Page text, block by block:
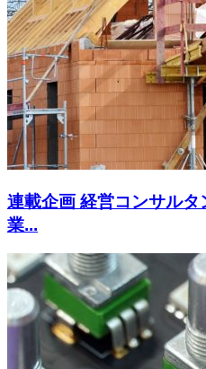
連載企画 経営コンサル
業...